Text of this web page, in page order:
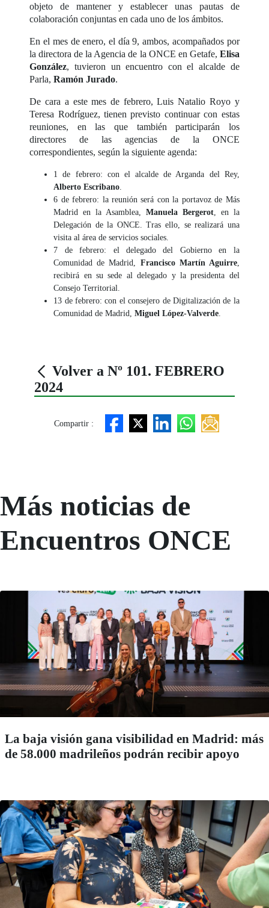
objeto de mantener y establecer unas pautas de
colaboración conjuntas en cada uno de los ámbitos.
En el mes de enero, el día 9, ambos, acompañados por
la directora de la Agencia de la ONCE en Getafe, Elisa
González, tuvieron un encuentro con el alcalde de
Parla,Ramón Jurado.
De cara a este mes de febrero, Luis Natalio Royo y
Teresa Rodríguez, tienen previsto continuar con estas
reuniones, en las que también participarán los
directores de las agencias de la ONCE
correspondientes, según la siguiente agenda:
1 de febrero: con el alcalde de Arganda del Rey,
Alberto Escribano.
6 de febrero: la reunión será con la portavoz de Más
Madrid en la Asamblea, Manuela Bergerot, en la
Delegación de la ONCE. Tras ello, se realizará una
visita al área de servicios sociales.
7 de febrero: el delegado del Gobierno en la
Comunidad de Madrid, Francisco Martín Aguirre,
recibirá en su sede al delegado y la presidenta del
Consejo Territorial.
13 de febrero: con el consejero de Digitalización de la
Comunidad de Madrid,Miguel López-Valverde.
Volver a Nº 101. FEBRERO
2024
Compartir :
Más noticias de
Encuentros ONCE
La baja visión gana visibilidad en Madrid: más
de 58.000 madrileños podrán recibir apoyo